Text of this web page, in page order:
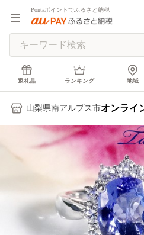
Pontaポイントでふるさと納税
返礼品 ランキング 地域
山梨県南アルプス市オンライ